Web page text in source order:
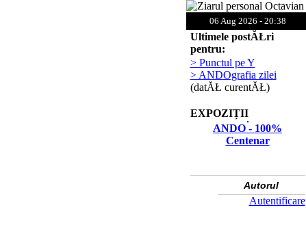
06 Aug 2026 - 20:38
Ultimele postĂŁri
pentru:
> Punctul pe Y
> ANDOgrafia zilei
(datĂŁ curentĂŁ)
EXPOZIȚII
ANDO - 100%
Centenar
Autorul
Autentificare